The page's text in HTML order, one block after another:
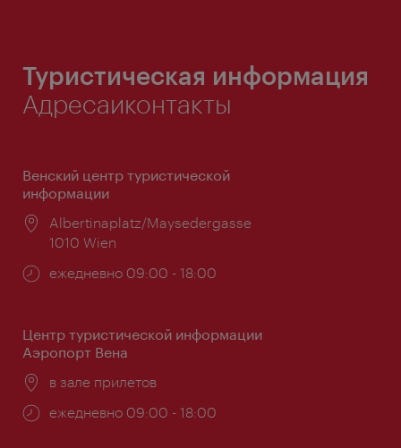
Туристическая информация
Адресаиконтакты
Венский центр туристической
информации
Расположение:
Albertinaplatz/Maysedergasse
1010 Wien
Часы
ежедневно 09:00 - 18:00
Центр туристической информации
Аэропорт Вена
Расположение:
в зале прилетов
Часы
ежедневно 09:00 - 18:00